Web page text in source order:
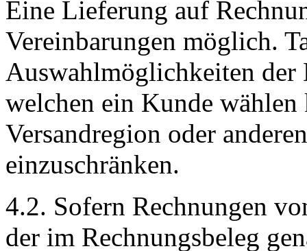
Eine Lieferung auf
Vereinbarungen möglich.
Auswahlmöglichkeiten der
welchen ein Kunde
Versandregion oder
einzuschränken.
4.2. Sofern Rechnungen
der im Rechnungsbeleg